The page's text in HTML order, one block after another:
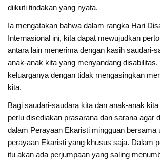
diikuti tindakan yang nyata.
Ia mengatakan bahwa dalam rangka Hari
Internasional ini, kita dapat mewujudkan
antara lain menerima dengan kasih saudari-
anak-anak kita yang menyandang
keluarganya dengan tidak mengasingkan
kita.
Bagi saudari-saudara kita dan anak-anak
perlu disediakan prasarana dan sarana agar
dalam Perayaan Ekaristi mingguan bersama
perayaan Ekaristi yang khusus saja. Dalam
itu akan ada perjumpaan yang saling